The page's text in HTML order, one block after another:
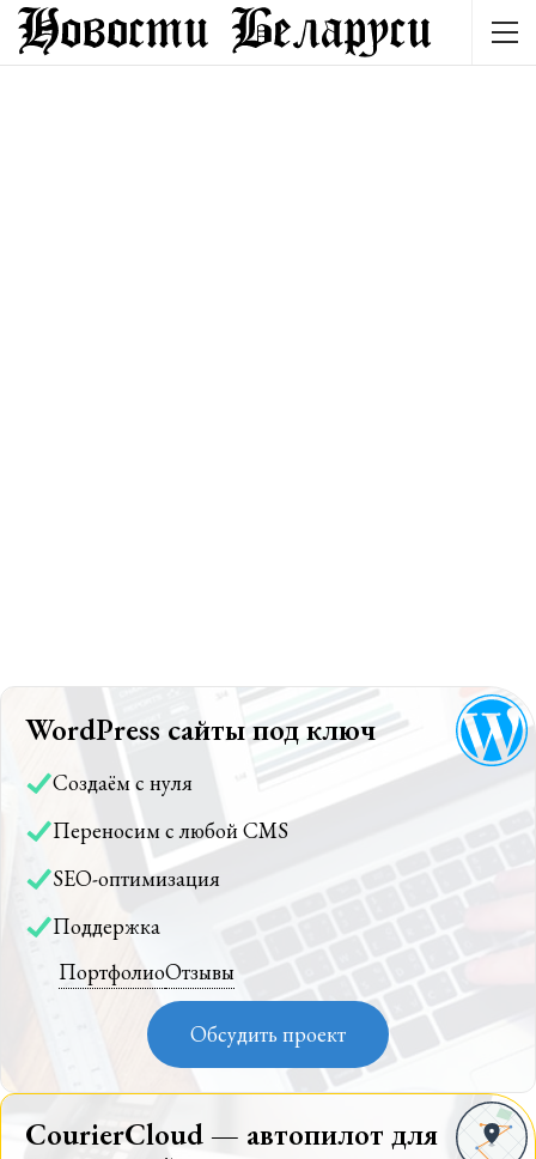
WordPress сайты под ключ
Создаём с нуля
Переносим с любой CMS
SEO-оптимизация
Поддержка
ПортфолиоОтзывы
Обсудить проект
CourierCloud — автопилот для